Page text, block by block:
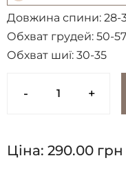
Довжина спини: 28-
Обхват грудей: 50-57
Обхват шиї: 30-35
- +
Ціна: 290.00 грн